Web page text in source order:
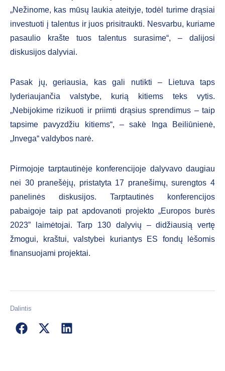
„Nežinome, kas mūsų laukia ateityje, todėl turime drąsiai
investuoti į talentus ir juos prisitraukti. Nesvarbu, kuriame
pasaulio krašte tuos talentus surasime“, – dalijosi
diskusijos dalyviai.
Pasak jų, geriausia, kas gali nutikti – Lietuva taps
lyderiaujančia valstybe, kurią kitiems teks vytis.
„Nebijokime rizikuoti ir priimti drąsius sprendimus – taip
tapsime pavyzdžiu kitiems“, – sakė Inga Beiliūnienė,
„Invega“ valdybos narė.
Pirmojoje tarptautinėje konferencijoje dalyvavo daugiau
nei 30 pranešėjų, pristatyta 17 pranešimų, surengtos 4
panelinės diskusijos. Tarptautinės konferencijos
pabaigoje taip pat apdovanoti projekto „Europos burės
2023” laimėtojai. Tarp 130 dalyvių – didžiausią vertę
žmogui, kraštui, valstybei kuriantys ES fondų lėšomis
finansuojami projektai.
Dalintis